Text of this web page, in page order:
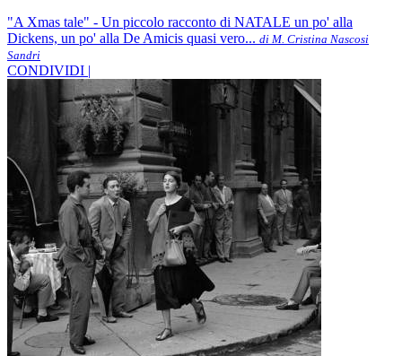
"A Xmas tale" - Un piccolo racconto di NATALE un po' alla
Dickens, un po' alla De Amicis quasi vero... di M. Cristina Nascosi
Sandri
CONDIVIDI |